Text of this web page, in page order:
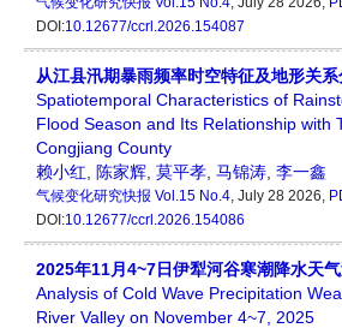
DOI:10.12677/ccrl.2026.154087
从江县汛期暴雨频率时空特征及地形关系
Spatiotemporal Characteristics of
Flood Season and Its Relationship with
Congjiang County
赖小红
陈家辉 莫平孝 马锦涛 李一鑫
气候变化研究快报 Vol.15 No.4, July 28 2026,
DOI:10.12677/ccrl.2026.154086
2025年11月4~7日伊犁河谷寒潮降水天
Analysis of Cold Wave Precipitation
River Valley on November 4~7, 2025